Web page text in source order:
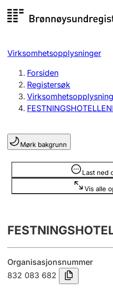
Registersøk
Aksjeselskap
Enkeltpersonforetak
Registrere, endre, slette
Lag og forening
Registrere, endre, slette
Årsregnskap
Innsending og
Virksomhetsopplysninger
Forsiden
Registersøk
Mørk bakgrunn
Last ned
Vis alle
Opplysninger er skjult
Organisasjonsnummer
832 083 682